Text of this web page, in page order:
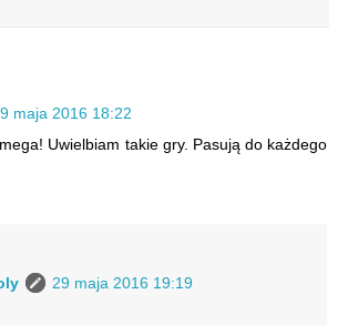
maja 2016 18:22
Uwielbiam takie gry. Pasują do każdego
29 maja 2016 19:19